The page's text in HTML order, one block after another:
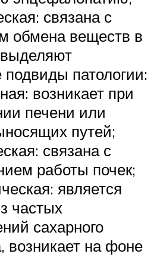
связана с
обмена веществ в
патологии:
возникает при
печени или
путей;
связана с
работы почек;
является
частых
сахарного
возникает на фоне